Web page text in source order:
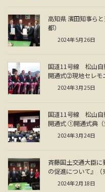
高知県 濱田知事ら
都）
2024年5月26日
国道11号線 松山自
開通式⓶現地セレモ
2024年3月25日
国道11号線 松山自
開通式 ①開通式典（
2024年3月24日
斉藤国土交通大臣
の促進について』（
2024年2月18日